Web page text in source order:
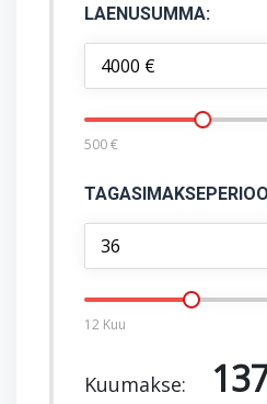
LAENUSUMMA:
500€
12 Kuu
Kuumakse: